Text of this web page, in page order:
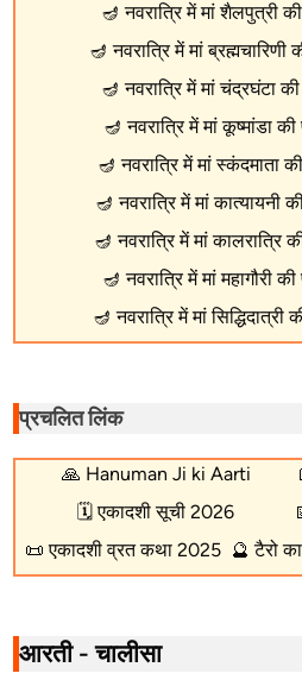
🪔 नवरात्रि में मां शैलपुत्री
🪔 नवरात्रि में मां
🪔 नवरात्रि में मां चंद्रघंटा
🪔 नवरात्रि में मां कूष्मांडा
🪔 नवरात्रि में मां स्कंदमाता
🪔 नवरात्रि में मां कात्यायनी
🪔 नवरात्रि में मां कालरात्रि
🪔 नवरात्रि में मां महागौरी
🪔 नवरात्रि में मां
प्रचलित लिंक
🙏 Hanuman Ji ki Aarti
🗓️ एकादशी सूची 2026
📜 एकादशी व्रत कथा 2025 🔮 टैरो
आरती - चालीसा